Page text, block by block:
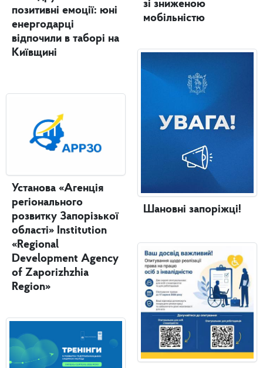
позитивні емоції: юні
енергодарці
відпочили в таборі на
Київщині
Установа «Агенція
регіонального
розвитку Запорізької
області» Institution
«Regional
Development Agency
of Zaporizhzhia
Region»
зі зниженою
мобільністю
Шановні запоріжці!